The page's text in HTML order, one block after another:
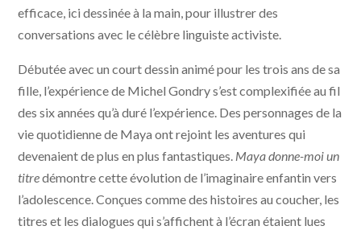
efficace, ici dessinée à la main, pour illustrer des
conversations avec le célèbre linguiste activiste.
Débutée avec un court dessin animé pour les trois ans de sa
fille, l’expérience de Michel Gondry s’est complexifiée au fil
des six années qu’à duré l’expérience. Des personnages de la
vie quotidienne de Maya ont rejoint les aventures qui
devenaient de plus en plus fantastiques. Maya donne-moi un
titredémontre cette évolution de l’imaginaire enfantin vers
l’adolescence. Conçues comme des histoires au coucher, les
titres et les dialogues qui s’affichent à l’écran étaient lues